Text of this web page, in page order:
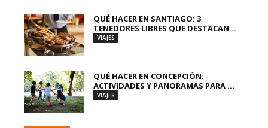
QUÉ HACER EN SANTIAGO: 3
TENEDORES LIBRES QUE DESTACAN...
VIAJES
QUÉ HACER EN CONCEPCIÓN:
ACTIVIDADES Y PANORAMAS PARA ...
VIAJES